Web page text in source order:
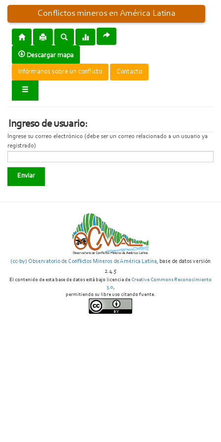
Conflictos mineros en América Latina
Descargar mapa
Infórmanos sobre un conflicto Contacto
Ingreso de usuario:
Ingrese su correo electrónico (debe ser un correo relacionado a un usuario ya
registrado)
Enviar
(cc-by) Observatorio de Conflictos Mineros de América Latina, base de datos versión
2.4.5
El contenido de esta base de datos está bajo licencia de Creative Commons Reconocimiento
3.0,
permitiendo su libre uso citando fuente.